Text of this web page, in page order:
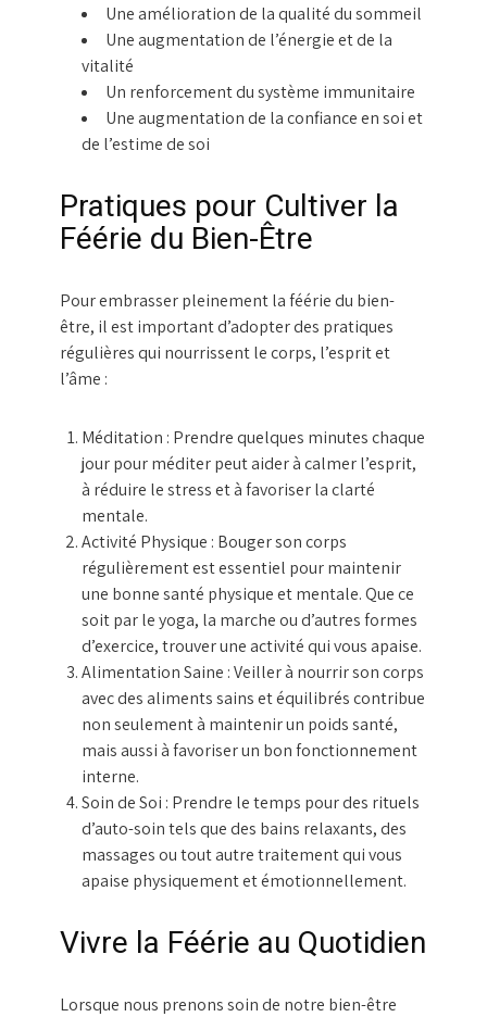
Une amélioration de la qualité du sommeil
Une augmentation de l’énergie et de la
vitalité
Un renforcement du système immunitaire
Une augmentation de la confiance en soi et
de l’estime de soi
Pratiques pour Cultiver la
Féérie du Bien-Être
Pour embrasser pleinement la féérie du bien-
être, il est important d’adopter des pratiques
régulières qui nourrissent le corps, l’esprit et
l’âme :
Méditation : Prendre quelques minutes chaque
jour pour méditer peut aider à calmer l’esprit,
à réduire le stress et à favoriser la clarté
mentale.
Activité Physique : Bouger son corps
régulièrement est essentiel pour maintenir
une bonne santé physique et mentale. Que ce
soit par le yoga, la marche ou d’autres formes
d’exercice, trouver une activité qui vous apaise.
Alimentation Saine :Veiller à nourrir son corps
avec des aliments sains et équilibrés contribue
non seulement à maintenir un poids santé,
mais aussi à favoriser un bon fonctionnement
interne.
Soin de Soi : Prendre le temps pour des rituels
d’auto-soin tels que des bains relaxants, des
massages ou tout autre traitement qui vous
apaise physiquement et émotionnellement.
Vivre la Féérie au Quotidien
Lorsque nous prenons soin de notre bien-être